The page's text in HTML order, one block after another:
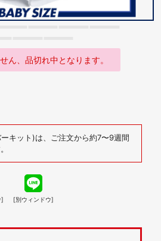
ん、品切れ中となります。
キット)は、ご注文から約7〜9週間
] [別ウィンドウ]